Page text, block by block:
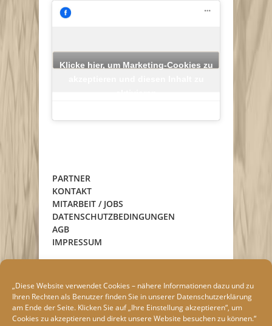
„Diese Website verwendet Cookies – nähere Informationen dazu und zu
Ihren Rechten als Benutzer finden Sie in unserer Datenschutzerklärung
am Ende der Seite. Klicken Sie auf „Ihre Einstellung akzeptieren“, um
Cookies zu akzeptieren und direkt unsere Website besuchen zu können.“
Klicke hier, um Marketing-Cookies zu
PARTNER
KONTAKT
MITARBEIT / JOBS
DATENSCHUTZBEDINGUNGEN
AGB
IMPRESSUM